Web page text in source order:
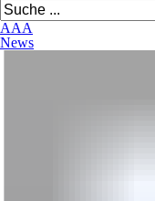
AAA
News